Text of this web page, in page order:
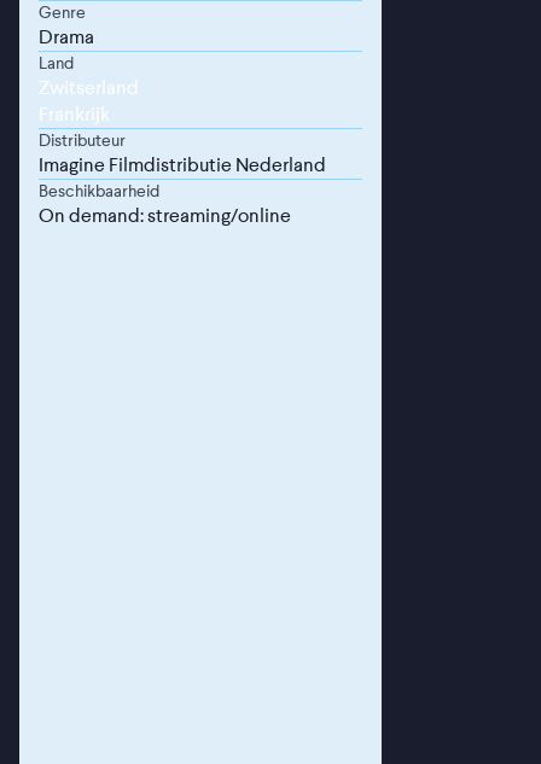
Genre
Drama
Land
Zwitserland
Frankrijk
Distributeur
Imagine Filmdistributie Nederland
Beschikbaarheid
On demand: streaming/online